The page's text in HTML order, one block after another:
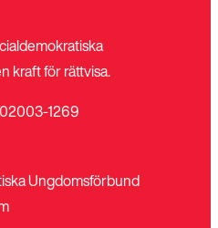
kraft för rättvisa.
1269
Ungdomsförbund